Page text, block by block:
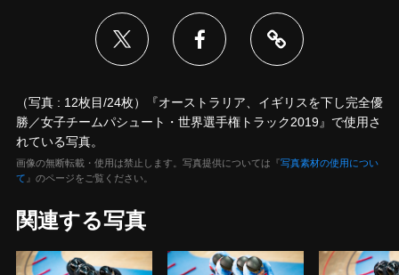
（写真 : 12枚目/24枚）『オーストラリア、イギリスを下し完全優
勝／女子チームパシュート・世界選手権トラック2019』で使用さ
れている写真。
画像の無断転載・使用は禁止します。写真提供については『写真素材の使用につい
て 』のページをご覧ください。
関連する写真